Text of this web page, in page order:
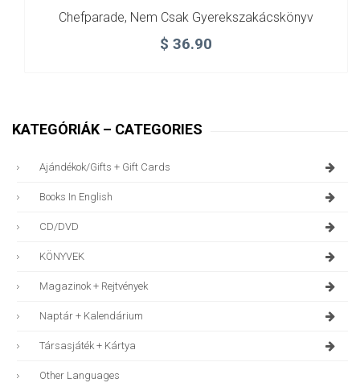
Chefparade, Nem Csak Gyerekszakácskönyv
$ 36.90
KATEGÓRIÁK – CATEGORIES
Ajándékok/gifts + Gift Cards
Books In English
CD/DVD
KÖNYVEK
Magazinok + Rejtvények
Naptár + Kalendárium
Társasjáték + Kártya
Other Languages